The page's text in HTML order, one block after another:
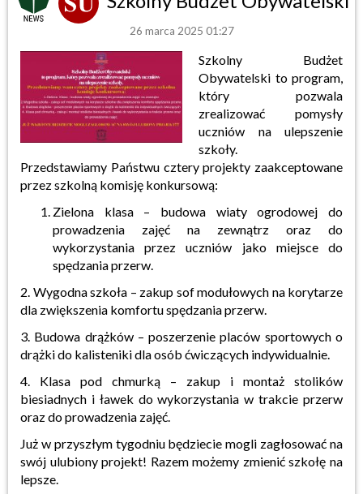
26 marca 2025 01:27
Szkolny Budżet
Obywatelski to program,
który pozwala
zrealizować pomysły
uczniów na ulepszenie
szkoły.
Przedstawiamy Państwu cztery projekty zaakceptowane
przez szkolną komisję konkursową:
Zielona klasa – budowa wiaty ogrodowej do
prowadzenia zajęć na zewnątrz oraz do
wykorzystania przez uczniów jako miejsce do
spędzania przerw.
2. Wygodna szkoła – zakup sof modułowych na korytarze
dla zwiększenia komfortu spędzania przerw.
3. Budowa drążków – poszerzenie placów sportowych o
drążki do kalisteniki dla osób ćwiczących indywidualnie.
4. Klasa pod chmurką – zakup i montaż stolików
biesiadnych i ławek do wykorzystania w trakcie przerw
oraz do prowadzenia zajęć.
Już w przyszłym tygodniu będziecie mogli zagłosować na
swój ulubiony projekt! Razem możemy zmienić szkołę na
lepsze.